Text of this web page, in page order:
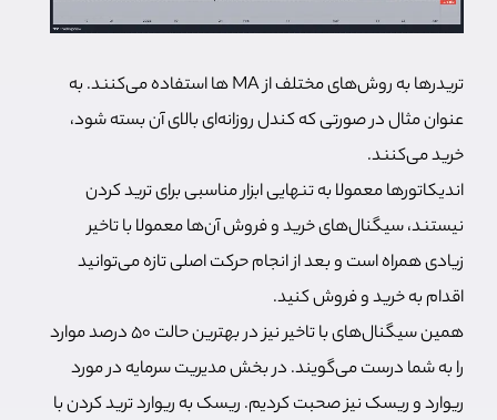
تریدرها به روش‌های مختلف از MA ها استفاده می‌کنند. به
عنوان مثال در صورتی که کندل روزانه‌ای بالای آن بسته شود،
خرید می‌کنند.
اندیکاتورها معمولا به تنهایی ابزار مناسبی برای ترید کردن
نیستند، سیگنال‌های خرید و فروش آن‌ها معمولا با تاخیر
زیادی همراه است و بعد از انجام حرکت اصلی تازه می‌توانید
اقدام به خرید و فروش کنید.
همین سیگنال‌های با تاخیر نیز در بهترین حالت 50 درصد موارد
را به شما درست می‌گویند. در بخش مدیریت سرمایه در مورد
ریوارد و ریسک نیز صحبت کردیم. ریسک به ریوارد ترید کردن با